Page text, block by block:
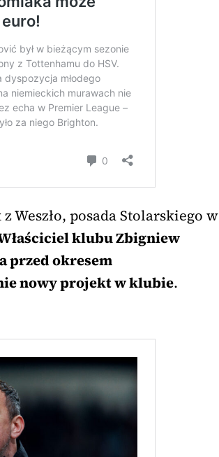
Weszło, posada Stolarskiego w
klubu Zbigniew
przed okresem
nowy projekt w klubie.